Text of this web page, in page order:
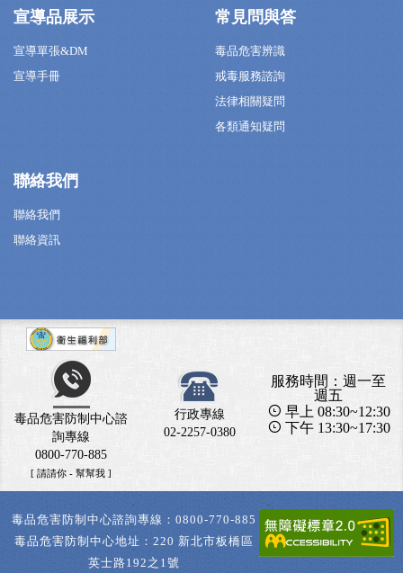
宣導品展示
宣導單張&DM
宣導手冊
常見問與答
毒品危害辨識
戒毒服務諮詢
法律相關疑問
各類通知疑問
聯絡我們
聯絡我們
聯絡資訊
毒品危害防制中心諮
詢專線
0800-770-885
[ 請請你 - 幫幫我 ]
行政專線
02-2257-0380
服務時間：週一至
週五
早上 08:30~12:30
下午 13:30~17:30
毒品危害防制中心諮詢專線：0800-770-885
毒品危害防制中心地址：220 新北市板橋區
英士路192之1號